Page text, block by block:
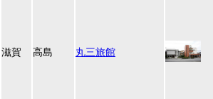
滋賀 高島 丸三旅館